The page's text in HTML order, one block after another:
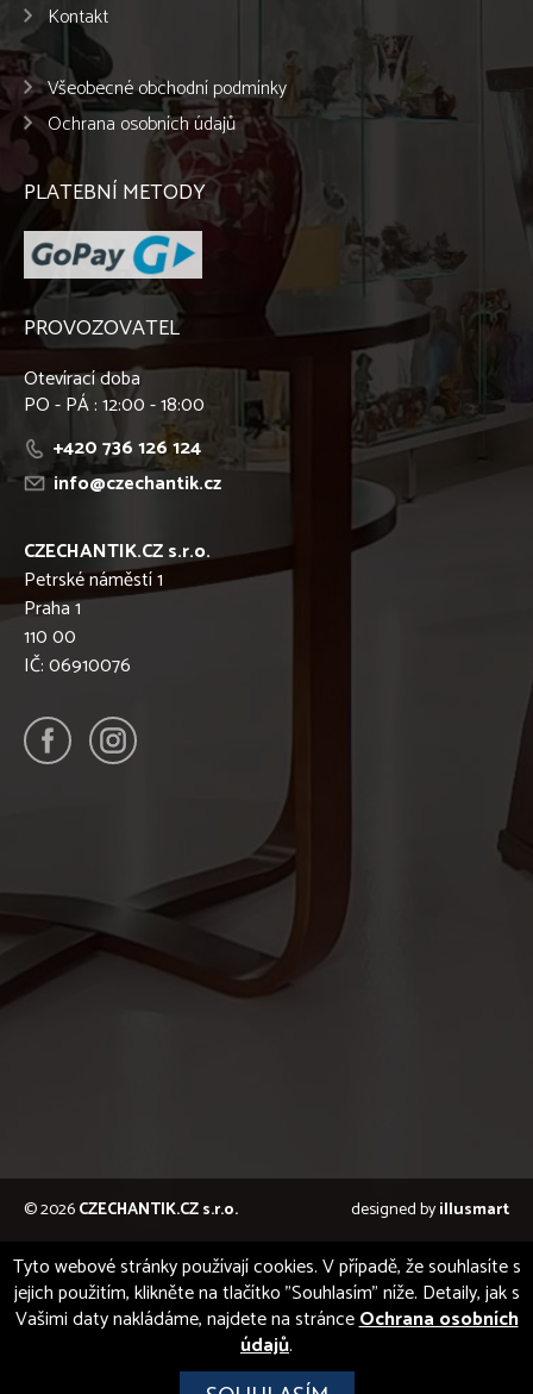
Kontakt
Všeobecné obchodní podmínky
Ochrana osobních údajů
PLATEBNÍ METODY
PROVOZOVATEL
Otevírací doba
PO - PÁ : 12:00 - 18:00
+420 736 126 124
info@czechantik.cz
CZECHANTIK.CZ s.r.o.
Petrské náměstí 1
Praha 1
110 00
IČ: 06910076
© 2026CZECHANTIK.CZ s.r.o. designed byillusmart
Tyto webové stránky používají cookies. V případě, že souhlasíte s
jejich použitím, klikněte na tlačítko "Souhlasím" níže. Detaily, jak s
Vašimi daty nakládáme, najdete na stránceOchrana osobních
údajů.